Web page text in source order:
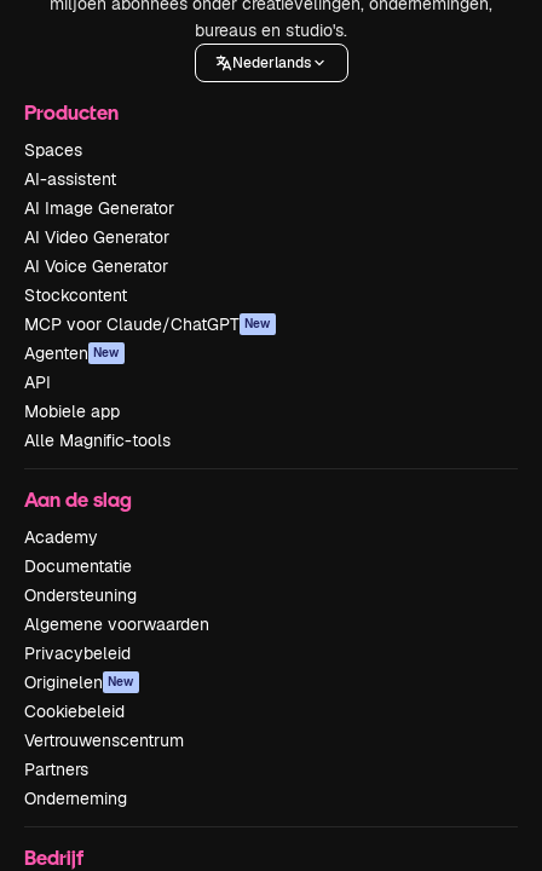
bureaus en studio's.
Nederlands
Producten
Spaces
AI-assistent
AI Image Generator
AI Video Generator
AI Voice Generator
Stockcontent
MCP voor Claude/ChatGPT New
Agenten New
API
Mobiele app
Alle Magnific-tools
Aan de slag
Academy
Documentatie
Ondersteuning
Algemene voorwaarden
Privacybeleid
Originelen New
Cookiebeleid
Vertrouwenscentrum
Partners
Onderneming
Bedrijf